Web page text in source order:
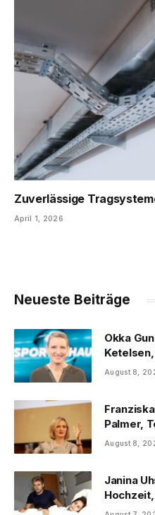
Zuverlässige
April 1, 2026
Neueste Beiträge
Okka
August 8,
Palmer,
August 8,
Janina
Hochzeit,